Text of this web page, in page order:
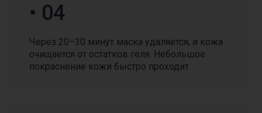
• 04
Через 20–30 минут маска удаляется, и кожа
очищается от остатков геля. Небольшое
покраснение кожи быстро проходит
Запишитесь на бесплатную
Не определились
с выбором процедуры?